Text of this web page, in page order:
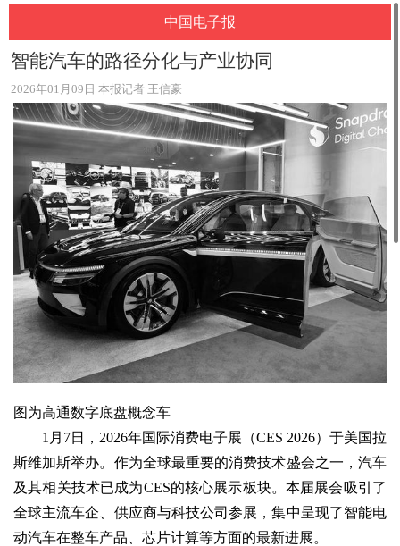
中国电子报
智能汽车的路径分化与产业协同
2026年01月09日 本报记者 王信豪
图为高通数字底盘概念车
1月7日，2026年国际消费电子展（CES 2026）于美国拉
斯维加斯举办。作为全球最重要的消费技术盛会之一，汽车
及其相关技术已成为CES的核心展示板块。本届展会吸引了
全球主流车企、供应商与科技公司参展，集中呈现了智能电
动汽车在整车产品、芯片计算等方面的最新进展。